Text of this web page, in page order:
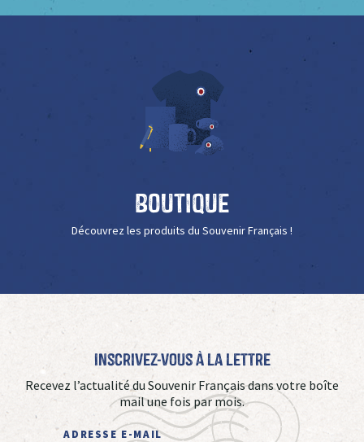
Boutique
Découvrez les produits du Souvenir Français !
Inscrivez-vous à La Lettre
Recevez l’actualité du Souvenir Français dans votre boîte
mail une fois par mois.
ADRESSE E-MAIL